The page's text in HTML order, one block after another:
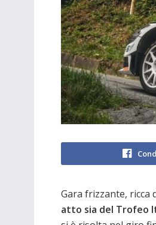
Gara frizzante, ricca
atto sia del Trofeo